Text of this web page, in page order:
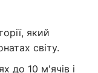
який
світу.
до 10 м'ячів і